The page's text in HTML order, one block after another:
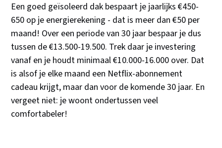
Een goed geïsoleerd dak bespaart je jaarlijks €450-
650 op je energierekening - dat is meer dan €50 per
maand! Over een periode van 30 jaar bespaar je dus
tussen de €13.500-19.500. Trek daar je investering
vanaf en je houdt minimaal €10.000-16.000 over. Dat
is alsof je elke maand een Netflix-abonnement
cadeau krijgt, maar dan voor de komende 30 jaar. En
vergeet niet: je woont ondertussen veel
comfortabeler!